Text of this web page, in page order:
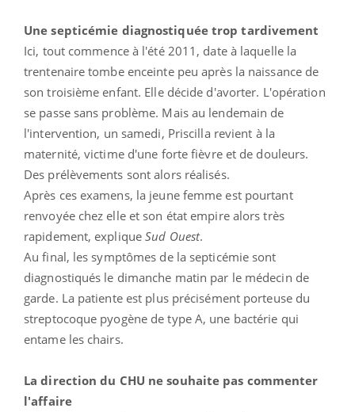
Une septicémie diagnostiquée trop tardivement
Ici, tout commence à l'été 2011, date à laquelle la
trentenaire tombe enceinte peu après la naissance de
son troisième enfant. Elle décide d'avorter. L'opération
se passe sans problème. Mais au lendemain de
l'intervention, un samedi, Priscilla revient à la
maternité, victime d'une forte fièvre et de douleurs.
Des prélèvements sont alors réalisés.
Après ces examens, la jeune femme est pourtant
renvoyée chez elle et son état empire alors très
rapidement, expliqueSud Ouest.
Au final, les symptômes de la septicémie sont
diagnostiqués le dimanche matin par le médecin de
garde. La patiente est plus précisément porteuse du
streptocoque pyogène de type A, une bactérie qui
entame les chairs.
La direction du CHU ne souhaite pas commenter
l'affaire